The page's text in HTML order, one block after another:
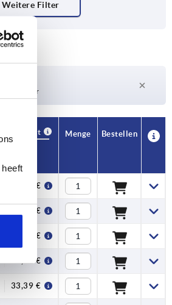
auf Lager
Menge Bestellen
25,65 €
26,94 €
26,94 €
31,62 €
33,39 €